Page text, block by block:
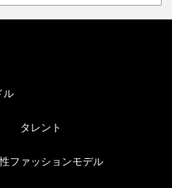
ル
タレント
ファッションモデル